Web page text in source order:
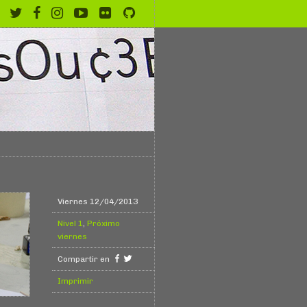
Viernes 12/04/2013
Nivel 1, Próximo
viernes
Compartir en
Imprimir